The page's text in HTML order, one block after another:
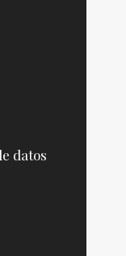
datos